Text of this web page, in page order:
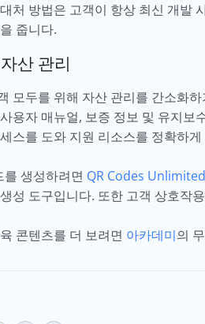
처 방법은 고객이 항상 최신 개발
줍니다.
산 관리
모두를 위해 자산 관리를 간소화
용자 매뉴얼, 보증 정보 및 유지보
스를 도와 지원 리소스를 정확하
를 생성하려면 QR Codes Unlimited
성 도구입니다. 또한 고객 상호작
콘텐츠를 더 보려면 아카데미의